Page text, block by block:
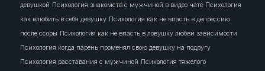
девушкой Психология знакомств с мужчиной в видео чате Психология
как влюбить в себя девушку Психология как не впасть в депрессию
после ссоры Психология как не впасть в ловушку любви зависимости
Психология когда парень променял свою девушку на подругу
Психология расставания с мужчиной Психология тяжелого